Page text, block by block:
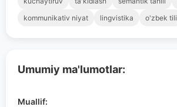
Umumiy ma'lumotlar:
Muallif:
kommunikativ niyat
lingvistika o'zbek tili